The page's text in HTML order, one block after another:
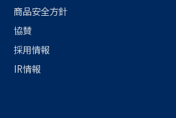
商品安全方針
協賛
採用情報
IR情報